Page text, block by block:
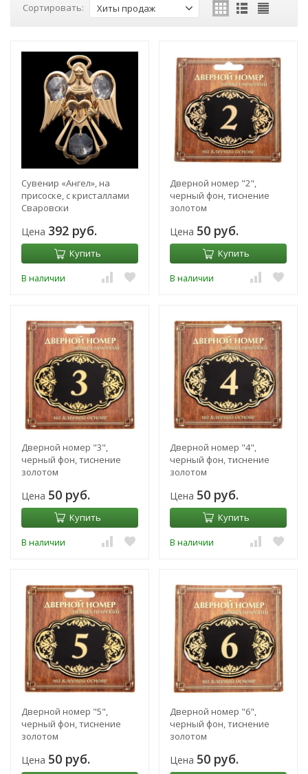
Сортировать: Хиты продаж
Сувенир «Ангел», на
присоске, с кристаллами
Сваровски
Цена 392 руб.
Купить
В наличии
Дверной номер "2",
черный фон, тиснение
золотом
Цена 50 руб.
Купить
В наличии
Дверной номер "3",
черный фон, тиснение
золотом
Цена 50 руб.
Купить
В наличии
Дверной номер "4",
черный фон, тиснение
золотом
Цена 50 руб.
Купить
В наличии
Дверной номер "5",
черный фон, тиснение
золотом
Цена 50 руб.
Дверной номер "6",
черный фон, тиснение
золотом
Цена 50 руб.